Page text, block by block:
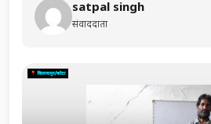
satpal singh
संवाददाता